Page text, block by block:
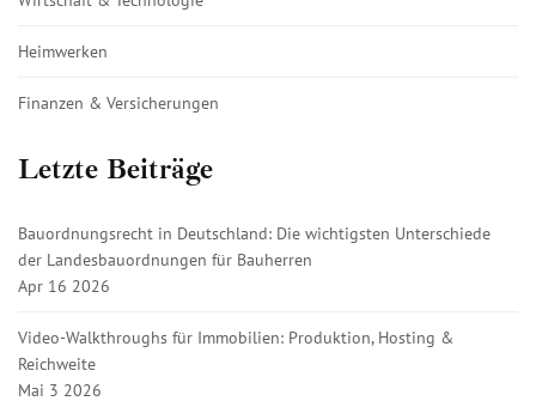
Heimwerken
Finanzen & Versicherungen
Letzte Beiträge
Bauordnungsrecht in Deutschland: Die wichtigsten Unterschiede
der Landesbauordnungen für Bauherren
Apr 16 2026
Video-Walkthroughs für Immobilien: Produktion, Hosting &
Reichweite
Mai 3 2026